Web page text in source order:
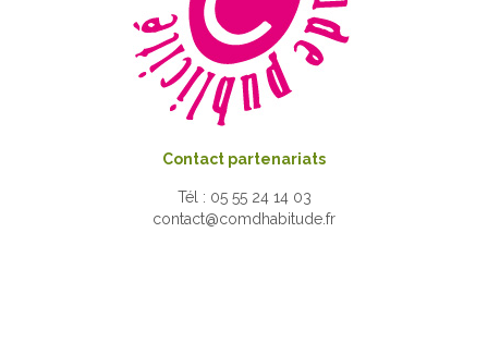
Contact partenariats
Tél : 05 55 24 14 03
contact@comdhabitude.fr